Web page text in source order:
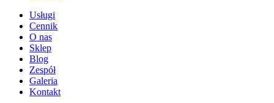
Usługi
Cennik
O nas
Sklep
Blog
Zespół
Galeria
Kontakt